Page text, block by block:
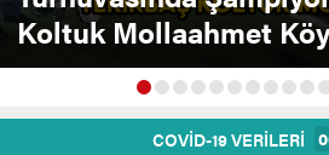
Koltuk Mollaahmet
COVİD-19 VERİLERİ